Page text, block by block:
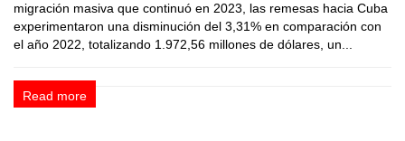
migración masiva que continuó en 2023, las remesas hacia Cuba
experimentaron una disminución del 3,31% en comparación con
el año 2022, totalizando 1.972,56 millones de dólares, un...
Read more